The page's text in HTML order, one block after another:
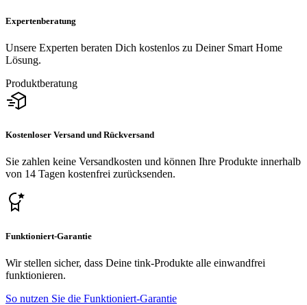
Expertenberatung
Unsere Experten beraten Dich kostenlos zu Deiner Smart Home
Lösung.
Produktberatung
Kostenloser Versand und Rückversand
Sie zahlen keine Versandkosten und können Ihre Produkte innerhalb
von 14 Tagen kostenfrei zurücksenden.
Funktioniert-Garantie
Wir stellen sicher, dass Deine tink-Produkte alle einwandfrei
funktionieren.
So nutzen Sie die Funktioniert-Garantie